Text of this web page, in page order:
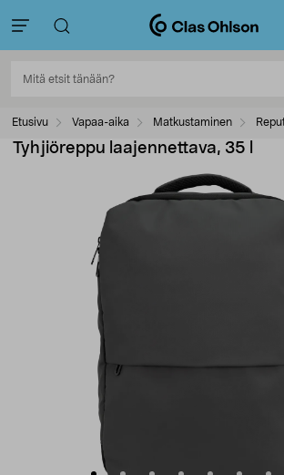
Etusivu Vapaa-aika Matkustaminen
Tyhjiöreppu laajennettava, 35 l